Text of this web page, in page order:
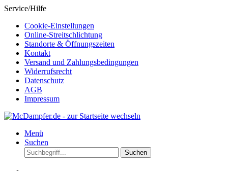
Service/Hilfe
Cookie-Einstellungen
Online-Streitschlichtung
Standorte & Öffnungszeiten
Kontakt
Versand und Zahlungsbedingungen
Widerrufsrecht
Datenschutz
AGB
Impressum
Menü
Suchen
Suchen